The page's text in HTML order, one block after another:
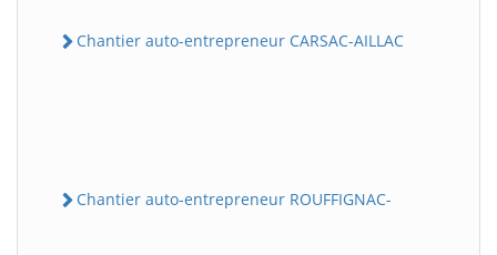
Chantier auto-entrepreneur CARSAC-AILLAC
Chantier auto-entrepreneur ROUFFIGNAC-